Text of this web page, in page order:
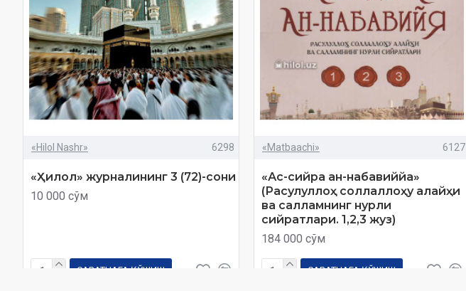
«Hilol Nashr» 6298
«Ҳилол» журналининг 3 (72)-сони
10 000 сўм
САВАТЧАГА ҚЎШИШ
«Matbaachi» 6127
«Ас-сийра ан-набавиййа»
(Расулуллоҳ соллаллоҳу алайҳи
ва салламнинг нурли
сийратлари. 1,2,3 жуз)
184 000 сўм
САВАТЧАГА ҚЎШИШ